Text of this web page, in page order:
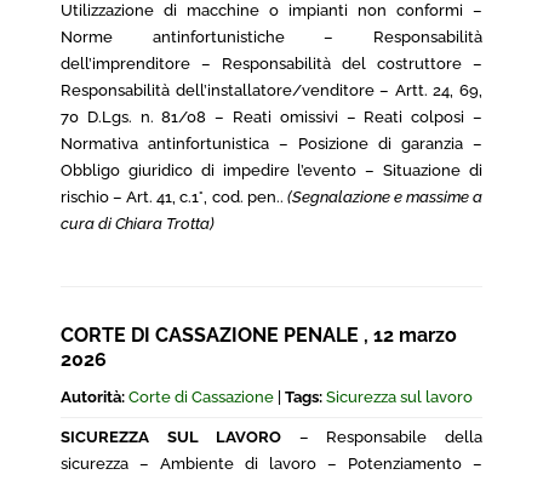
Utilizzazione di macchine o impianti non conformi –
Norme antinfortunistiche – Responsabilità
dell’imprenditore – Responsabilità del costruttore –
Responsabilità dell’installatore/venditore – Artt. 24, 69,
70 D.Lgs. n. 81/08 – Reati omissivi – Reati colposi –
Normativa antinfortunistica – Posizione di garanzia –
Obbligo giuridico di impedire l’evento – Situazione di
rischio – Art. 41, c.1°, cod. pen.. (Segnalazione e massime a
cura di Chiara Trotta)
CORTE DI CASSAZIONE PENALE , 12 marzo
2026
Autorità: Corte di Cassazione Tags: Sicurezza sul lavoro
SICUREZZA SUL LAVORO – Responsabile della
sicurezza – Ambiente di lavoro – Potenziamento –